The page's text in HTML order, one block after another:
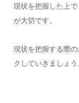
現状を把握した上
が大切です。
現状を把握する際
クしていきましょう